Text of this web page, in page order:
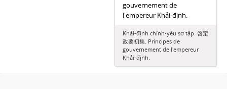
gouvernement de
l'empereur Khải-định.
Khải-định chính-yếu sơ tập. 啓定
政要初集. Principes de
gouvernement de l'empereur
Khải-định.